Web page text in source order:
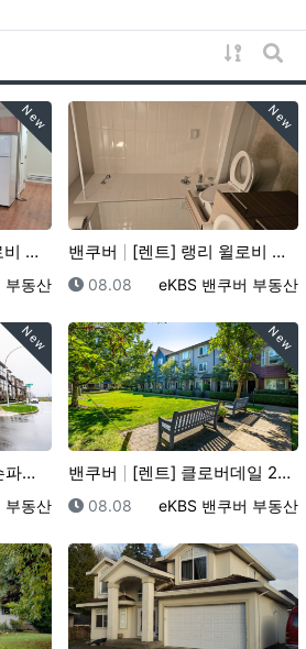
게시물
게
New
니다
부동산
New
밴쿠버 [렌트] 랭리 윌로비 타운홈 렌트
등록일
08.08 등록자
eKBS 밴쿠버 부동산
New
- $…
부동산
New
밴쿠버 [렌트] 클로버데일 2베드 + 덴 / 2욕실 타운하우스…
등록일
08.08 등록자
eKBS 밴쿠버 부동산